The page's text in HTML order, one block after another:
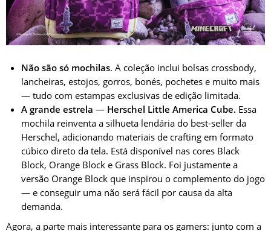
Não são só mochilas. A coleção inclui bolsas crossbody,
lancheiras, estojos, gorros, bonés, pochetes e muito mais
— tudo com estampas exclusivas de edição limitada.
A grande estrela — Herschel Little America Cube. Essa
mochila reinventa a silhueta lendária do best-seller da
Herschel, adicionando materiais de crafting em formato
cúbico direto da tela. Está disponível nas cores Black
Block, Orange Block e Grass Block. Foi justamente a
versão Orange Block que inspirou o complemento do jogo
— e conseguir uma não será fácil por causa da alta
demanda.
Agora, a parte mais interessante para os gamers: junto com a